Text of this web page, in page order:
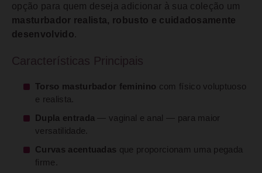
opção para quem deseja adicionar à sua coleção um
masturbador realista, robusto e cuidadosamente
desenvolvido.
Características Principais
Torso masturbador feminino com físico voluptuoso
e realista.
Dupla entrada — vaginal e anal — para maior
versatilidade.
Curvas acentuadas que proporcionam uma pegada
firme.